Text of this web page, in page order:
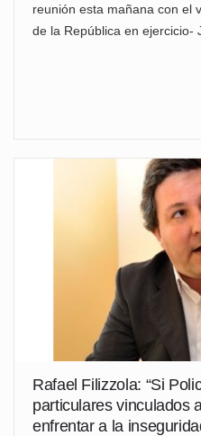
reunión esta mañana con el
de la República en ejercicio-
Rafael Filizzola: “Si
particulares vinculados
enfrentar a la